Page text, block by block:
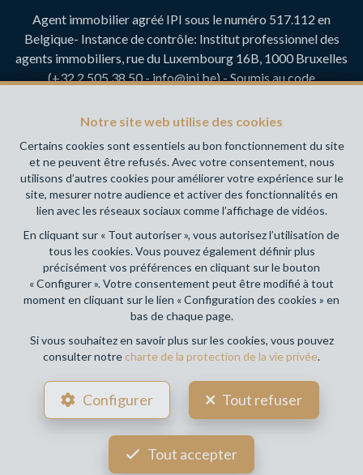
Notre site web utilise des cookies
Certains cookies sont essentiels au bon fonctionnement du site
et ne peuvent être refusés. Avec votre consentement, nous
utilisons d’autres cookies pour améliorer votre expérience sur le
site, mesurer notre audience et activer des fonctionnalités en
lien avec les réseaux sociaux comme l’affichage de vidéos.
En cliquant sur « Tout autoriser », vous autorisez l’utilisation de
tous les cookies. Vous pouvez également définir plus
précisément vos préférences en cliquant sur le bouton
« Configurer ». Votre consentement peut être modifié à tout
moment en cliquant sur le lien « Configuration des cookies » en
bas de chaque page.
Si vous souhaitez en savoir plus sur les cookies, vous pouvez
consulter notre charte de la protection de la vie privée.
Configurer Tout refuser
Tout accepter
Agent immobilier agréé IPI sous le numéro 517.112 en
Belgique- Instance de contrôle: Institut professionnel des
agents immobiliers, rue du Luxembourg 16B, 1000 Bruxelles
(+32 2 505 38 50 - info@ipi.be) - Soumis aucode
RC professionnelle et cautionnement via AXA Belgium SA,
Couverture valable pour les activités réalisées en Belgique
Votre agence immobilière de référence sur Namur et en
Wallonie !
Conditions générales d'utilisation du site
Charte de la protection de la vie privée
Configuration des cookies
POWERED BY
DESIGNED AND DEVELOPED BY
WEBULOUS.IMMO